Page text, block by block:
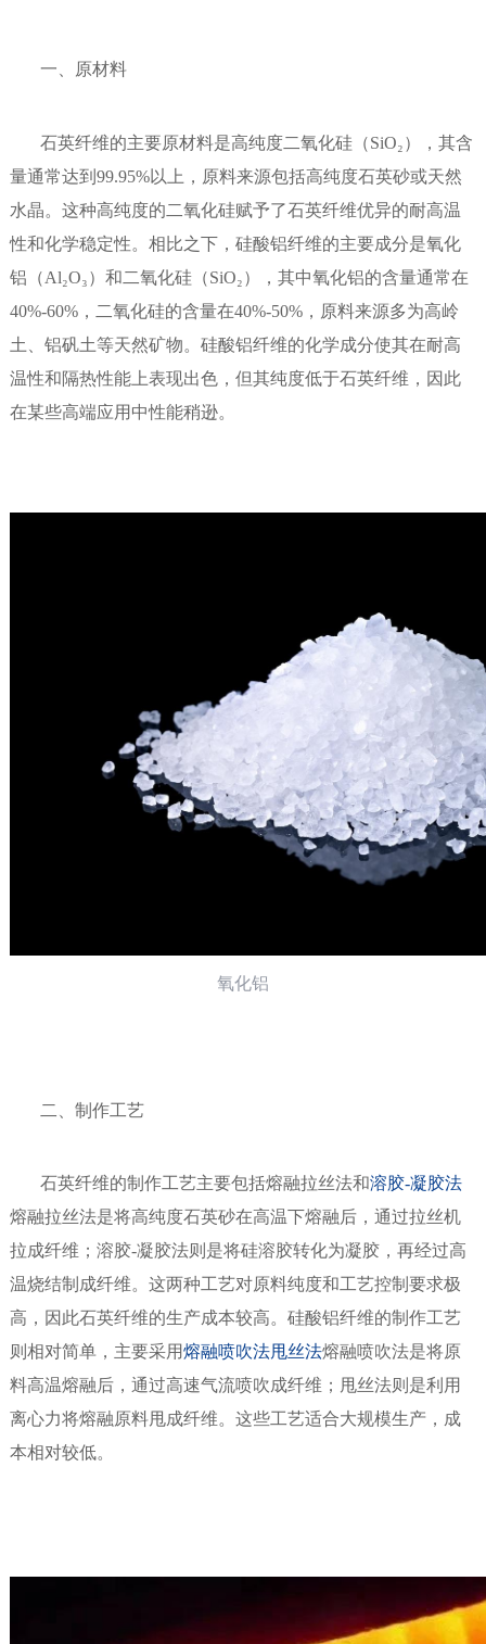
一、原材料
石英纤维的主要原材料是高纯度二氧化硅（SiO₂），其含
量通常达到99.95%以上，原料来源包括高纯度石英砂或天然
水晶。这种高纯度的二氧化硅赋予了石英纤维优异的耐高温
性和化学稳定性。相比之下，硅酸铝纤维的主要成分是氧化
铝（Al₂O₃）和二氧化硅（SiO₂），其中氧化铝的含量通常在
40%-60%，二氧化硅的含量在40%-50%，原料来源多为高岭
土、铝矾土等天然矿物。硅酸铝纤维的化学成分使其在耐高
温性和隔热性能上表现出色，但其纯度低于石英纤维，因此
在某些高端应用中性能稍逊。
氧化铝
二、制作工艺
石英纤维的制作工艺主要包括熔融拉丝法和溶胶-凝胶法
熔融拉丝法是将高纯度石英砂在高温下熔融后，通过拉丝机
拉成纤维；溶胶-凝胶法则是将硅溶胶转化为凝胶，再经过高
温烧结制成纤维。这两种工艺对原料纯度和工艺控制要求极
高，因此石英纤维的生产成本较高。硅酸铝纤维的制作工艺
则相对简单，主要采用熔融喷吹法甩丝法熔融喷吹法是将原
料高温熔融后，通过高速气流喷吹成纤维；甩丝法则是利用
离心力将熔融原料甩成纤维。这些工艺适合大规模生产，成
本相对较低。